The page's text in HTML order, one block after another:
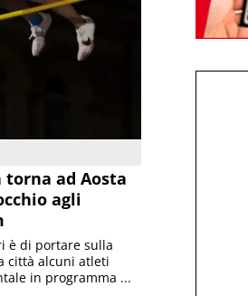
torna ad Aosta
agli
è di portare sulla
città alcuni atleti
in programma ...